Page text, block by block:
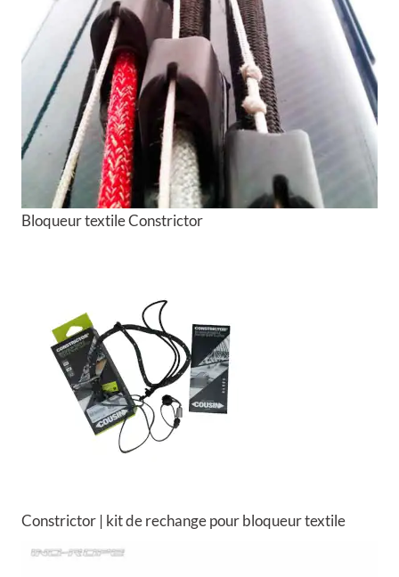
Bloqueur textile Constrictor
Constrictor | kit de rechange pour bloqueur textile